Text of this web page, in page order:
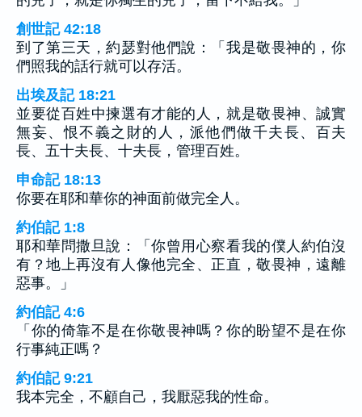
創世記 42:18
到了第三天，約瑟對他們說：「我是敬畏神的，你
們照我的話行就可以存活。
出埃及記 18:21
並要從百姓中揀選有才能的人，就是敬畏神、誠實
無妄、恨不義之財的人，派他們做千夫長、百夫
長、五十夫長、十夫長，管理百姓。
申命記 18:13
你要在耶和華你的神面前做完全人。
約伯記 1:8
耶和華問撒旦說：「你曾用心察看我的僕人約伯沒
有？地上再沒有人像他完全、正直，敬畏神，遠離
惡事。」
約伯記 4:6
「你的倚靠不是在你敬畏神嗎？你的盼望不是在你
行事純正嗎？
約伯記 9:21
我本完全，不顧自己，我厭惡我的性命。